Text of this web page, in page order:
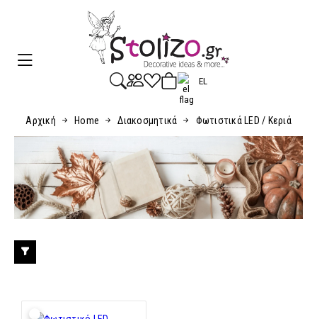
EL
Αρχική Home Διακοσμητικά Φωτιστικά LED / Κεριά